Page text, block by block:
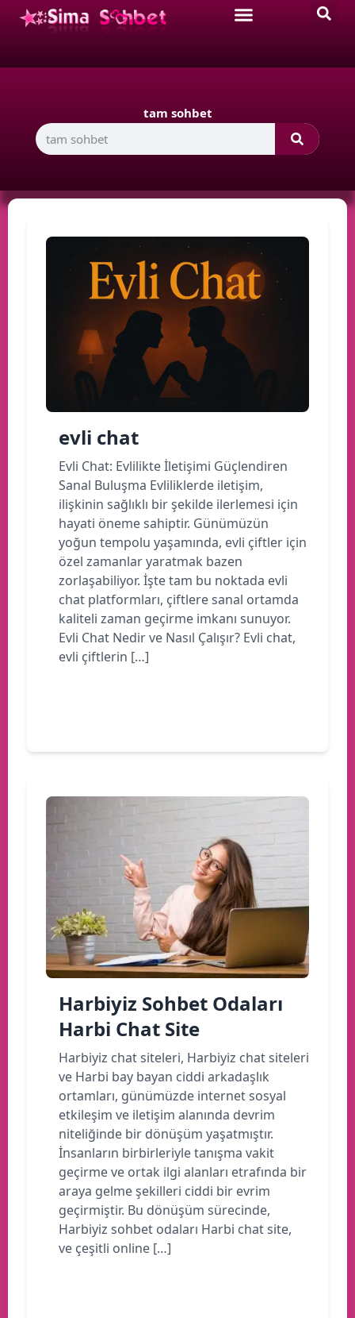
tam sohbet
evli chat
Evli Chat: Evlilikte İletişimi Güçlendiren
Sanal Buluşma Evliliklerde iletişim,
ilişkinin sağlıklı bir şekilde ilerlemesi için
hayati öneme sahiptir. Günümüzün
yoğun tempolu yaşamında, evli çiftler için
özel zamanlar yaratmak bazen
zorlaşabiliyor. İşte tam bu noktada evli
chat platformları, çiftlere sanal ortamda
kaliteli zaman geçirme imkanı sunuyor.
Evli Chat Nedir ve Nasıl Çalışır? Evli chat,
evli çiftlerin […]
Harbiyiz Sohbet Odaları
Harbi Chat Site
Harbiyiz chat siteleri, Harbiyiz chat siteleri
ve Harbi bay bayan ciddi arkadaşlık
ortamları, günümüzde internet sosyal
etkileşim ve iletişim alanında devrim
niteliğinde bir dönüşüm yaşatmıştır.
İnsanların birbirleriyle tanışma vakit
geçirme ve ortak ilgi alanları etrafında bir
araya gelme şekilleri ciddi bir evrim
geçirmiştir. Bu dönüşüm sürecinde,
Harbiyiz sohbet odaları Harbi chat site,
ve çeşitli online […]